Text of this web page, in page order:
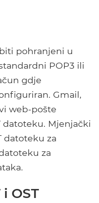
pohranjeni u
POP3 ili
gdje
Gmail,
web-pošte
datoteku. Mjenjački
datoteku za
za
OST